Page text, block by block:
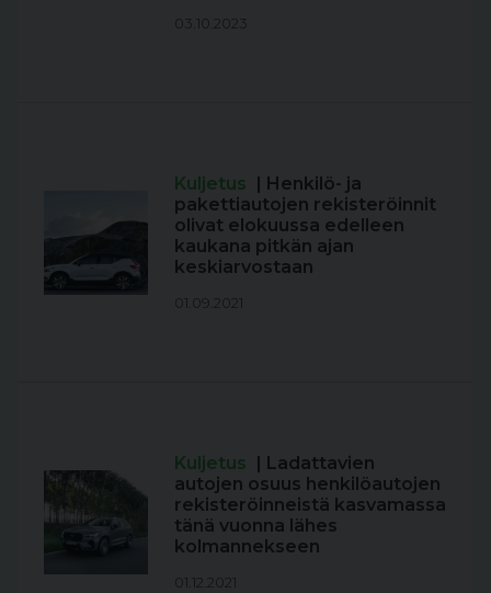
03.10.2023
Kuljetus | Henkilö- ja
pakettiautojen rekisteröinnit
olivat elokuussa edelleen
kaukana pitkän ajan
keskiarvostaan
01.09.2021
Kuljetus | Ladattavien
autojen osuus henkilöautojen
rekisteröinneistä kasvamassa
tänä vuonna lähes
kolmannekseen
01.12.2021